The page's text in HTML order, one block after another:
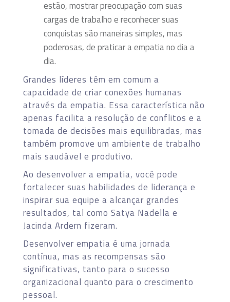
estão, mostrar preocupação com suas
cargas de trabalho e reconhecer suas
conquistas são maneiras simples, mas
poderosas, de praticar a empatia no dia a
dia.
Grandes líderes têm em comum a
capacidade de criar conexões humanas
através da empatia. Essa característica não
apenas facilita a resolução de conflitos e a
tomada de decisões mais equilibradas, mas
também promove um ambiente de trabalho
mais saudável e produtivo.
Ao desenvolver a empatia, você pode
fortalecer suas habilidades de liderança e
inspirar sua equipe a alcançar grandes
resultados, tal como Satya Nadella e
Jacinda Ardern fizeram.
Desenvolver empatia é uma jornada
contínua, mas as recompensas são
significativas, tanto para o sucesso
organizacional quanto para o crescimento
pessoal.